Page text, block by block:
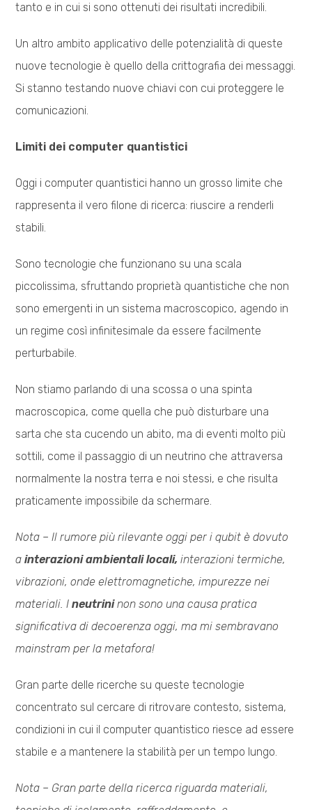
tanto e in cui si sono ottenuti dei risultati incredibili.
Un altro ambito applicativo delle potenzialità di queste
nuove tecnologie è quello della crittografia dei messaggi.
Si stanno testando nuove chiavi con cui proteggere le
comunicazioni.
Limiti dei computer quantistici
Oggi i computer quantistici hanno un grosso limite che
rappresenta il vero filone di ricerca: riuscire a renderli
stabili.
Sono tecnologie che funzionano su una scala
piccolissima, sfruttando proprietà quantistiche che non
sono emergenti in un sistema macroscopico, agendo in
un regime così infinitesimale da essere facilmente
perturbabile.
Non stiamo parlando di una scossa o una spinta
macroscopica, come quella che può disturbare una
sarta che sta cucendo un abito, ma di eventi molto più
sottili, come il passaggio di un neutrino che attraversa
normalmente la nostra terra e noi stessi, e che risulta
praticamente impossibile da schermare.
Nota – Il rumore più rilevante oggi per i qubit è dovuto
ainterazioni ambientali locali, interazioni termiche,
vibrazioni, onde elettromagnetiche, impurezze nei
materiali. Ineutrininon sono una causa pratica
significativa di decoerenza oggi, ma mi sembravano
mainstram per la metafora!
Gran parte delle ricerche su queste tecnologie
concentrato sul cercare di ritrovare contesto, sistema,
condizioni in cui il computer quantistico riesce ad essere
stabile e a mantenere la stabilità per un tempo lungo.
Nota – Gran parte della ricerca riguarda materiali,